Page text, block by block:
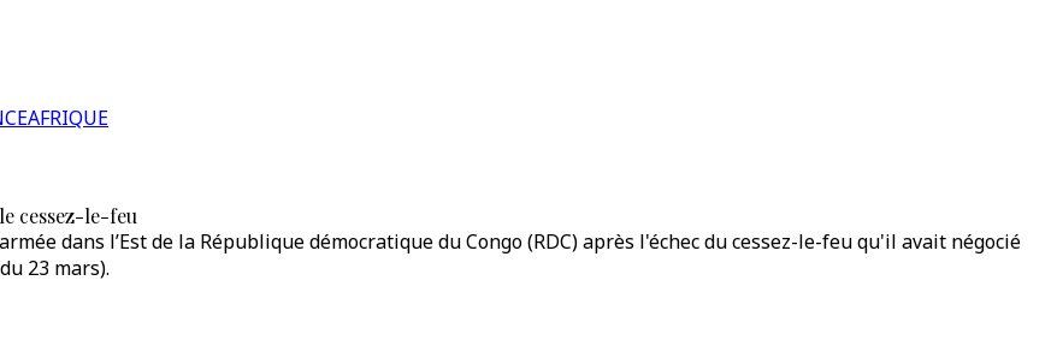
AFRIQUE
cessez-le-feu
dans l’Est de la République démocratique du Congo (RDC) après l'échec du cessez-le-feu qu'il avait négocié
23 mars).